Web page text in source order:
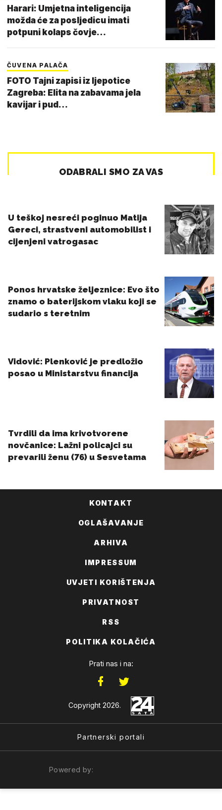
Harari: Umjetna inteligencija
možda će za posljedicu imati
potpuni kolaps čovje…
ČUVENA PALAČA
FOTO Tajni zapisi iz ljepotice
Zagreba: Elita na zabavama jela
kavijar i pud…
KONTAKT
OGLAŠAVANJE
ARHIVA
IMPRESSUM
UVJETI KORIŠTENJA
PRIVATNOST
RSS
POLITIKA KOLAČIĆA
Prati nas i na:
Copyright 2026.
Partnerski portali
Powered by: